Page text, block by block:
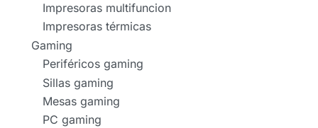
Impresoras multifuncion
Impresoras térmicas
Gaming
Periféricos gaming
Sillas gaming
Mesas gaming
PC gaming